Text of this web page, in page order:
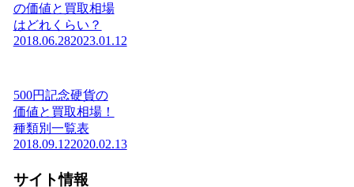
の価値と買取相場
はどれくらい？
2018.06.282023.01.12
500円記念硬貨の
価値と買取相場！
種類別一覧表
2018.09.122020.02.13
サイト情報